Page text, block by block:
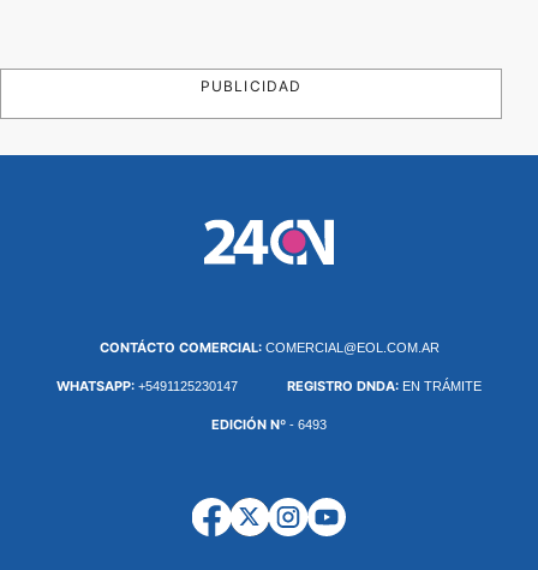
PUBLICIDAD
CONTÁCTO COMERCIAL: COMERCIAL@EOL.COM.AR
WHATSAPP: +5491125230147 REGISTRO DNDA: EN TRÁMITE
EDICIÓN Nº - 6493